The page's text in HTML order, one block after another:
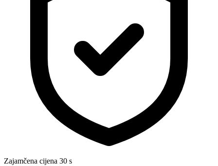
Zajamčena cijena 30 s